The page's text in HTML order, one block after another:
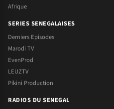
Afrique
SERIES SENEGALAISES
Derniers Episodes
Marodi TV
EvenProd
LEUZTV
Pikini Production
RADIOS DU SENEGAL